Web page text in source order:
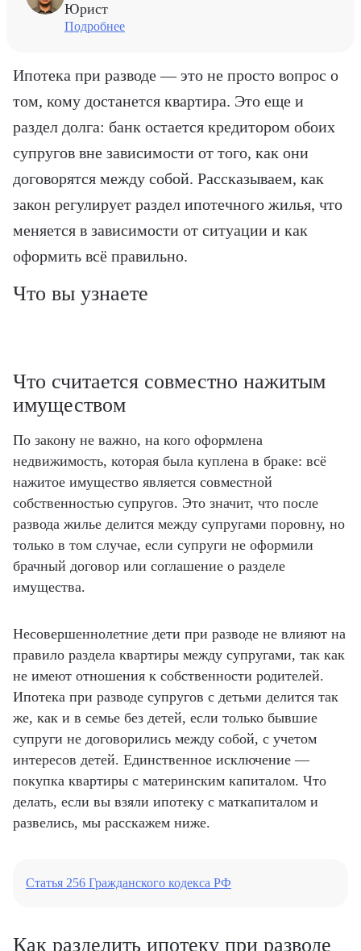
Юрист
Подробнее
Ипотека при разводе — это не просто вопрос о
том, кому достанется квартира. Это еще и
раздел долга: банк остается кредитором обоих
супругов вне зависимости от того, как они
договорятся между собой. Рассказываем, как
закон регулирует раздел ипотечного жилья, что
меняется в зависимости от ситуации и как
оформить всё правильно.
Что вы узнаете
Что считается совместно нажитым
имуществом
По закону не важно, на кого оформлена
недвижимость, которая была куплена в браке: всё
нажитое имущество является совместной
собственностью супругов. Это значит, что после
развода жилье делится между супругами поровну, но
только в том случае, если супруги не оформили
брачный договор или соглашение о разделе
имущества.
Несовершеннолетние дети при разводе не влияют на
правило раздела квартиры между супругами, так как
не имеют отношения к собственности родителей.
Ипотека при разводе супругов с детьми делится так
же, как и в семье без детей, если только бывшие
супруги не договорились между собой, с учетом
интересов детей. Единственное исключение —
покупка квартиры с материнским капиталом. Что
делать, если вы взяли ипотеку с маткапиталом и
развелись, мы расскажем ниже.
Статья 256 Гражданского кодекса РФ
Как разделить ипотеку при разводе